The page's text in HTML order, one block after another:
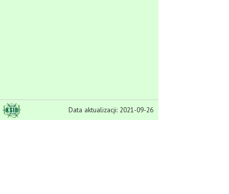
Data aktualizacji: 2021-09-26